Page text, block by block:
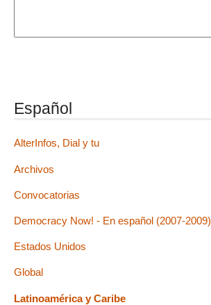
Español
AlterInfos, Dial y tu
Archivos
Convocatorias
Democracy Now! - En español (2007-2009)
Estados Unidos
Global
Latinoamérica y Caribe